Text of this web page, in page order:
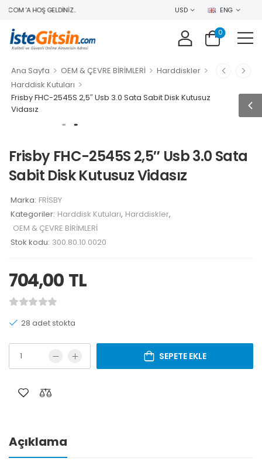
'A HOŞ GELDINIZ.. USD ENG
0
Ana Sayfa > OEM & ÇEVRE BİRİMLERİ > Harddiskler >
Harddisk Kutuları >
Frisby FHC-2545S 2,5″ Usb 3.0 Sata Sabit Disk Kutusuz
Vidasız
Frisby FHC-2545S 2,5″ Usb 3.0 Sata
Sabit Disk Kutusuz Vidasız
Marka: FRİSBY
Kategoriler: Harddisk Kutuları, Harddiskler,
OEM & ÇEVRE BİRİMLERİ
Stok kodu: 300.80.10.0020
704,00 TL
28 adet stokta
SEPETE EKLE
Açıklama